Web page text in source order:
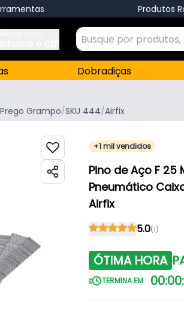
Produtos
Dobradiças
Grampo/SKU 444/Airfix
+1 mil vendidos
Pino de Aço F 25
Pneumático
Airfix
5.0(1)
ÓTIMA HORA
TERMINA EM 00:00: